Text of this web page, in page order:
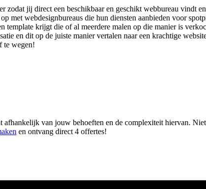
zodat jij direct een beschikbaar en geschikt webbureau vindt
met webdesignbureaus die hun diensten aanbieden voor
krijgt die of al meerdere malen op die manier is
en dit op de juiste manier vertalen naar een krachtige
te wegen!
van jouw behoeften en de complexiteit hiervan.
en ontvang direct 4 offertes!